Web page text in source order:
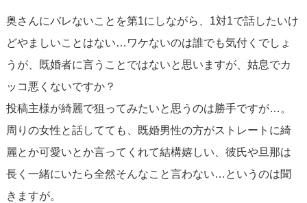
奥さんにバレないことを第1にしながら、1対1で話したいけ
どやましいことはない…ワケないのは誰でも気付くでしょ
うが、既婚者に言うことではないと思いますが、姑息でカ
ッコ悪くないですか？
投稿主様が綺麗で狙ってみたいと思うのは勝手ですが…。
周りの女性と話してても、既婚男性の方がストレートに綺
麗とか可愛いとか言ってくれて結構嬉しい、彼氏や旦那は
長く一緒にいたら全然そんなこと言わない…というのは聞
きますが。